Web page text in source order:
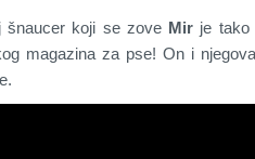
šnaucer koji se zove Mir je tako
magazina za pse! On i